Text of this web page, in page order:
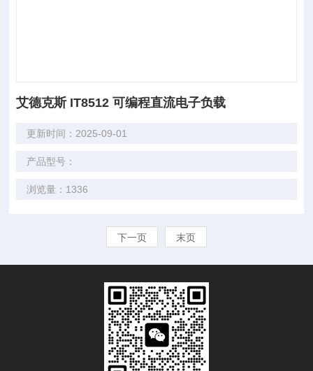
艾德克斯 IT8512 可编程直流电子负载
更新时间：2025-09-01
产品型号：
浏览量：1336
下一页 末页